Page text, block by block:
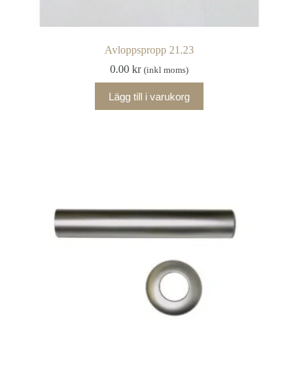
Avloppspropp 21.23
0.00kr (inkl moms)
Lägg till i varukorg